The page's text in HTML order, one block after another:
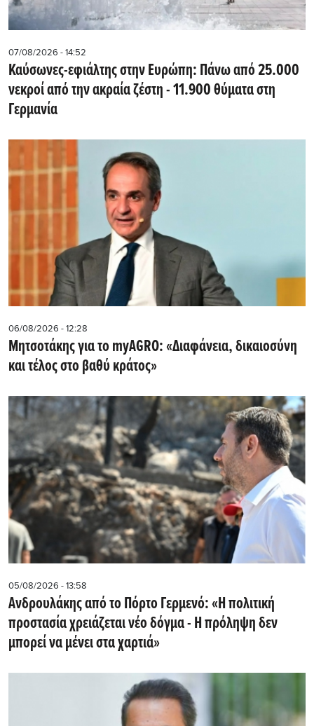
07/08/2026 - 14:52
Καύσωνες-εφιάλτης στην Ευρώπη: Πάνω από 25.000
νεκροί από την ακραία ζέστη - 11.900 θύματα στη
Γερμανία
06/08/2026 - 12:28
Μητσοτάκης για το myAGRO: «Διαφάνεια, δικαιοσύνη
και τέλος στο βαθύ κράτος»
05/08/2026 - 13:58
Ανδρουλάκης από το Πόρτο Γερμενό: «Η πολιτική
προστασία χρειάζεται νέο δόγμα - Η πρόληψη δεν
μπορεί να μένει στα χαρτιά»